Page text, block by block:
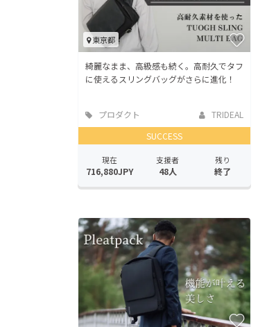
東京都
綺麗なまま、高級感も続く。高耐久でタフ
に使えるスリングバッグがさらに進化！
プロダクト
TRIDEAL
SUCCESS
現在
716,880JPY
支援者
48人
残り
終了